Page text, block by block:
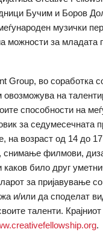
Бучим и Боров
музички
можности за младата
Group, во соработка
на
способности на
за
на возраст од 14 до
филмови,
каков било друг
за пријавување
и/или да споделат
таленти.
.